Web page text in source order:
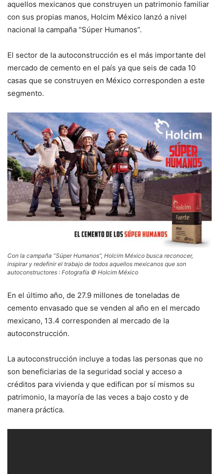
aquellos mexicanos que construyen un patrimonio familiar
con sus propias manos, Holcim México lanzó a nivel
nacional la campaña “Súper Humanos”.
El sector de la autoconstrucción es el más importante del
mercado de cemento en el país ya que seis de cada 10
casas que se construyen en México corresponden a este
segmento.
Con la campaña “Súper Humanos”, Holcim México busca reconocer,
inspirar y redefinir el trabajo de todos aquellos mexicanos que son
autoconstructores : Fotografía © Holcim México
En el último año, de 27.9 millones de toneladas de
cemento envasado que se venden al año en el mercado
mexicano, 13.4 corresponden al mercado de la
autoconstrucción.
La autoconstrucción incluye a todas las personas que no
son beneficiarias de la seguridad social y acceso a
créditos para vivienda y que edifican por sí mismos su
patrimonio, la mayoría de las veces a bajo costo y de
manera práctica.